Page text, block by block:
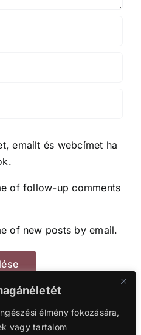
élmény fokozására,
vagy tartalom
emailt és webcímet ha
of follow-up comments
of new posts by email.